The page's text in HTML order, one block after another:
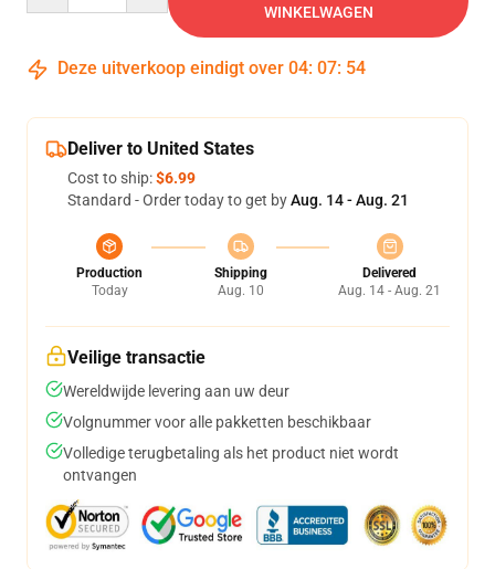
WINKELWAGEN
Deze uitverkoop eindigt over 04: 07: 53
Deliver to United States
Cost to ship:$6.99
Standard - Order today to get byAug. 14 - Aug. 21
Production
Today
Shipping
Aug. 10
Delivered
Aug. 14 - Aug. 21
Veilige transactie
Wereldwijde levering aan uw deur
Volgnummer voor alle pakketten beschikbaar
Volledige terugbetaling als het product niet wordt
ontvangen